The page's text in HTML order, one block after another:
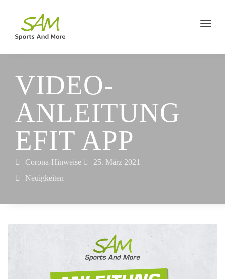
VIDEO­
ANLEITUNG
EFIT APP
Corona-Hinweise
25. März 2021
Neuigkeiten